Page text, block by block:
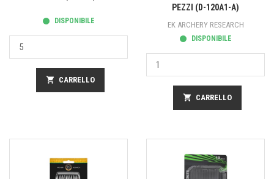
DISPONIBILE
shopping_cart CARRELLO
PEZZI (D-120A1-A)
EK ARCHERY RESEARCH
DISPONIBILE
shopping_cart CARRELLO